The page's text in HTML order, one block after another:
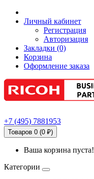
Личный кабинет
Регистрация
Авторизация
Закладки (0)
Корзина
Оформление заказа
+7 (495) 7881953
Товаров 0 (0 ₽)
Ваша корзина пуста!
Категории